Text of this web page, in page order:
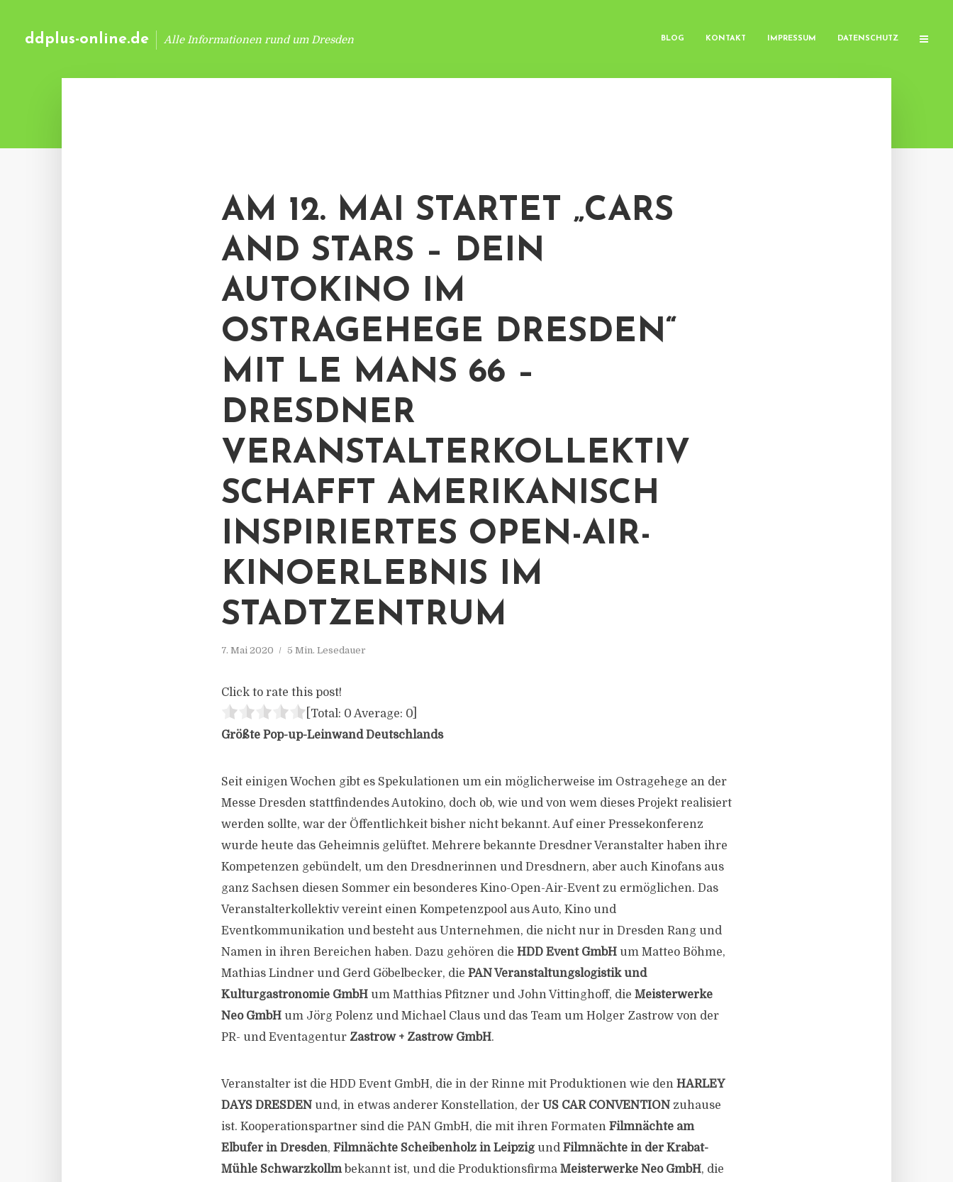
ddplus-online.de Alle Informationen rund um Dresden BLOG KONTAKT IMPRESSUM DATENSCHUTZ
AM 12. MAI STARTET „CARS
AND STARS – DEIN
AUTOKINO IM
OSTRAGEHEGE DRESDEN“
MIT LE MANS 66 –
DRESDNER
VERANSTALTERKOLLEKTIV
SCHAFFT AMERIKANISCH
INSPIRIERTES OPEN-AIR-
KINOERLEBNIS IM
STADTZENTRUM
7. Mai 2020 5 Min. Lesedauer
Click to rate this post!
[Total: 0 Average: 0
Größte Pop-up-Leinwand Deutschlands
Seit einigen Wochen gibt es Spekulationen um ein möglicherweise im Ostragehege an der
Messe Dresden stattfindendes Autokino, doch ob, wie und von wem dieses Projekt realisiert
werden sollte, war der Öffentlichkeit bisher nicht bekannt. Auf einer Pressekonferenz
wurde heute das Geheimnis gelüftet. Mehrere bekannte Dresdner Veranstalter haben ihre
Kompetenzen gebündelt, um den Dresdnerinnen und Dresdnern, aber auch Kinofans aus
ganz Sachsen diesen Sommer ein besonderes Kino-Open-Air-Event zu ermöglichen. Das
Veranstalterkollektiv vereint einen Kompetenzpool aus Auto, Kino und
Eventkommunikation und besteht aus Unternehmen, die nicht nur in Dresden Rang und
Namen in ihren Bereichen haben. Dazu gehören die HDD Event GmbH um Matteo Böhme,
Mathias Lindner und Gerd Göbelbecker, die PAN Veranstaltungslogistik und
Kulturgastronomie GmbH um Matthias Pfitzner und John Vittinghoff, die Meisterwerke
Neo GmbH um Jörg Polenz und Michael Claus und das Team um Holger Zastrow von der
PR- und Eventagentur Zastrow + Zastrow GmbH.
Veranstalter ist die HDD Event GmbH, die in der Rinne mit Produktionen wie den HARLEY
DAYS DRESDEN und, in etwas anderer Konstellation, der US CAR CONVENTION zuhause
ist. Kooperationspartner sind die PAN GmbH, die mit ihren Formaten Filmnächte am
Elbufer in Dresden, Filmnächte Scheibenholz in Leipzigund Filmnächte in der Krabat-
Mühle Schwarzkollm bekannt ist, und die Produktionsfirma Meisterwerke Neo GmbH, die